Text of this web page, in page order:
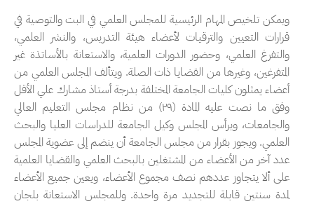
ويمكن تلخيص المهام الرئيسية للمجلس العلمي في البت والتوصية في
قرارات التعيين والترقيات لأعضاء هيئة التدريس، والنشر العلمي،
والتفرغ العلمي، وحضور الدورات العلمية، والاستعانة بالأساتذة غير
المتفرغين، وغيرها من القضايا ذات الصلة. ويتألف المجلس العلمي من
أعضاء يمثلون كليات الجامعة المختلفة بدرجة أستاذ مشارك علي الأقل
وفق ما نصت عليه المادة (٢٩) من نظام مجلس التعليم العالي
والجامعات، ويرأس المجلس وكيل الجامعة للدراسات العليا والبحث
العلمي. ويجوز بقرار من مجلس الجامعة أن ينضم إلى عضوية المجلس
عدد آخر من الأعضاء من المشتغلين بالبحث العلمي والقضايا العلمية
على ألا يتجاوز عددهم نصف مجموع الأعضاء، ويعين جميع الأعضاء
لمدة سنتين قابلة للتجديد مرة واحدة. وللمجلس الاستعانة بلجان